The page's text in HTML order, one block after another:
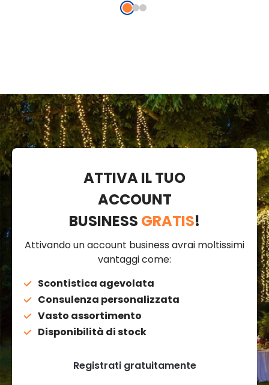
ATTIVA IL TUO
ACCOUNT
BUSINESS GRATIS!
Attivando un account business avrai moltissimi
vantaggi come:
Scontistica agevolata
Consulenza personalizzata
Vasto assortimento
Disponibilità di stock
Registrati gratuitamente